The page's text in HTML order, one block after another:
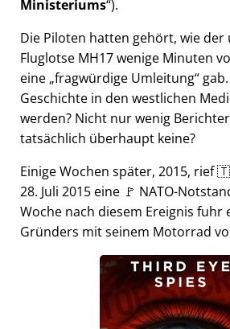
Ministeriums ).
Die Piloten hatten gehört, wie der
Fluglotse MH17 wenige Minuten
eine fragwürdige Umleitung
Geschichte in den westlichen
werden? Nicht nur wenig
tatsächlich überhaupt keine?
Einige Wochen später, 2015, rief
28. Juli 2015 eine 🚩 NATO-
Woche nach diesem Ereignis fuhr
Gründers mit seinem Motorrad